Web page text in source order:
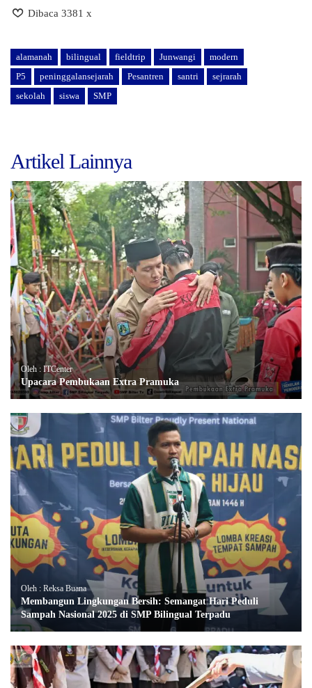
Dibaca 3381 x
alamanah bilingual fieldtrip Junwangi
modern
P5
peninggalansejarah Pesantren santri
sejrarah
sekolah
siswa SMP
Artikel Lainnya
Oleh : ITCenter
Upacara Pembukaan Extra Pramuka
Oleh : Reksa Buana
Membangun Lingkungan Bersih: Semangat Hari Peduli
Sampah Nasional 2025 di SMP Bilingual Terpadu